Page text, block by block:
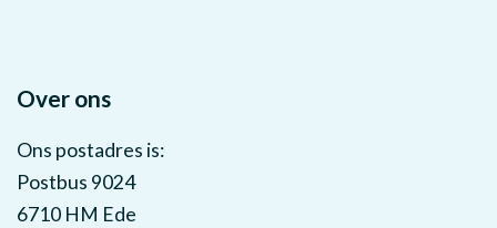
Over ons
Ons postadres is:
Postbus 9024
6710 HM Ede